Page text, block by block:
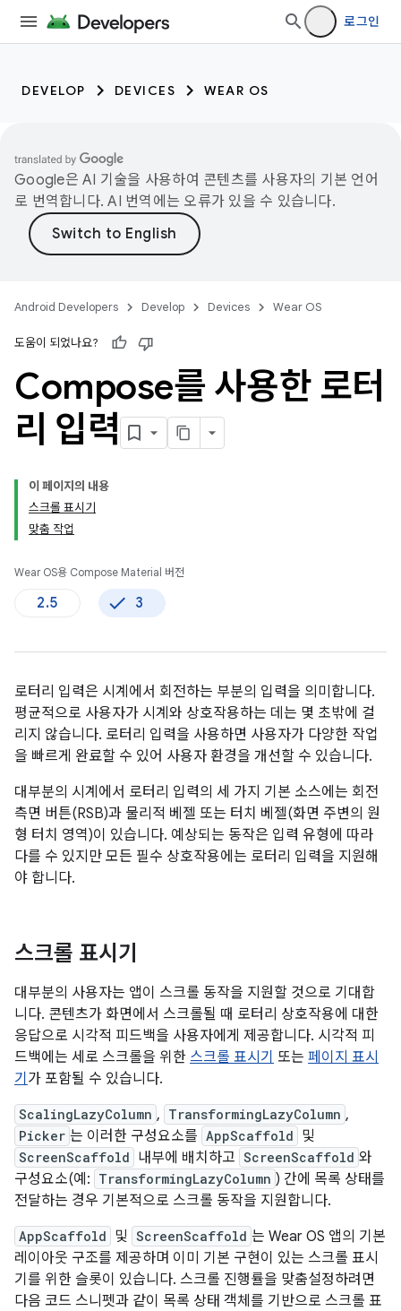
로그인
DEVELOP DEVICES WEAR OS
Google은 AI 기술을 사용하여 콘텐츠를 사용자의 기본 언어
로 번역합니다. AI 번역에는 오류가 있을 수 있습니다.
Android Developers Develop Devices Wear OS
도움이 되었나요?
Compose를 사용한 로터
리 입력
이 페이지의 내용
스크롤 표시기
맞춤 작업
Wear OS용 Compose Material 버전
2.5 3
로터리 입력은 시계에서 회전하는 부분의 입력을 의미합니다.
평균적으로 사용자가 시계와 상호작용하는 데는 몇 초밖에 걸
리지 않습니다. 로터리 입력을 사용하면 사용자가 다양한 작업
을 빠르게 완료할 수 있어 사용자 환경을 개선할 수 있습니다.
대부분의 시계에서 로터리 입력의 세 가지 기본 소스에는 회전
측면 버튼(RSB)과 물리적 베젤 또는 터치 베젤(화면 주변의 원
형 터치 영역)이 있습니다. 예상되는 동작은 입력 유형에 따라
다를 수 있지만 모든 필수 상호작용에는 로터리 입력을 지원해
야 합니다.
스크롤 표시기
대부분의 사용자는 앱이 스크롤 동작을 지원할 것으로 기대합
니다. 콘텐츠가 화면에서 스크롤될 때 로터리 상호작용에 대한
응답으로 시각적 피드백을 사용자에게 제공합니다. 시각적 피
드백에는 세로 스크롤을 위한 스크롤 표시기 또는 페이지 표시
기 가 포함될 수 있습니다.
ScalingLazyColumn , TransformingLazyColumn ,
Picker 는 이러한 구성요소를 AppScaffold 및
ScreenScaffold 내부에 배치하고 ScreenScaffold 와
구성요소(예: TransformingLazyColumn ) 간에 목록 상태를
전달하는 경우 기본적으로 스크롤 동작을 지원합니다.
AppScaffold 및 ScreenScaffold 는 Wear OS 앱의 기본
레이아웃 구조를 제공하며 이미 기본 구현이 있는 스크롤 표시
기를 위한 슬롯이 있습니다. 스크롤 진행률을 맞춤설정하려면
다음 코드 스니펫과 같이 목록 상태 객체를 기반으로 스크롤 표